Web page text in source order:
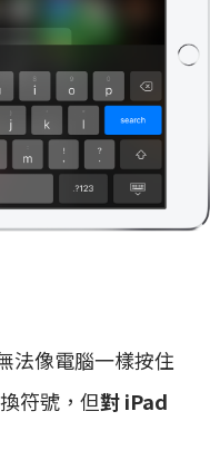
法像電腦一樣按住
符號，但對 iPad